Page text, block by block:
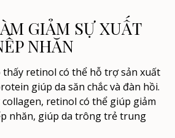
GIẢM SỰ XUẤT
NHĂN
thấy retinol có thể hỗ trợ sản xuất
giúp da săn chắc và đàn hồi.
collagen, retinol có thể giúp giảm
nhăn, giúp da trông trẻ trung